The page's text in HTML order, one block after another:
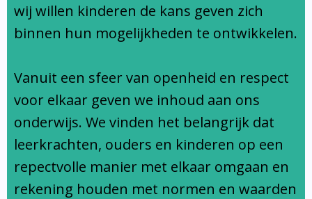
Ondersteuningsprofiel
wij willen kinderen de kans geven zich
binnen hun mogelijkheden te ontwikkelen.
Vanuit een sfeer van openheid en respect
voor elkaar geven we inhoud aan ons
onderwijs. We vinden het belangrijk dat
leerkrachten, ouders en kinderen op een
repectvolle manier met elkaar omgaan en
rekening houden met normen en waarden